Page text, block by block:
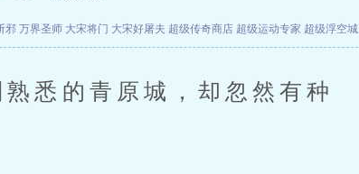
邪 万界圣师 大宋将门 大宋好屠夫 超级传奇商店 超级运动专家 超级浮空城
悉的青原城，却忽然有种